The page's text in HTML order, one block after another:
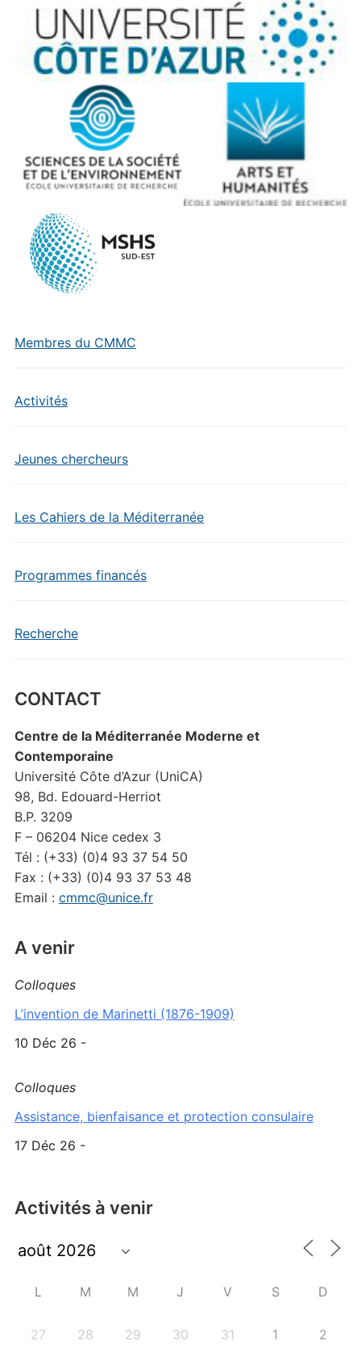
Membres du CMMC
Activités
Jeunes chercheurs
Les Cahiers de la Méditerranée
Programmes financés
Recherche
CONTACT
Centre de la Méditerranée Moderne et
Contemporaine
Université Côte d’Azur (UniCA)
98, Bd. Edouard-Herriot
B.P. 3209
F – 06204 Nice cedex 3
Tél : (+33) (0)4 93 37 54 50
Fax : (+33) (0)4 93 37 53 48
Email : cmmc@unice.fr
A venir
Colloques
L’invention de Marinetti (1876-1909)
10 Déc 26 -
Colloques
Assistance, bienfaisance et protection consulaire
17 Déc 26 -
Activités à venir
L M M J V S D
27 28 29 30 31 1 2